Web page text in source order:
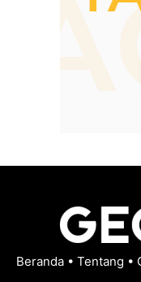
Beranda • Tentang •